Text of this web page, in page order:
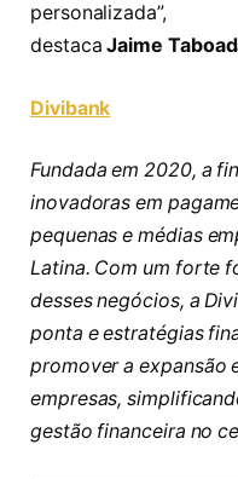
personalizada”,
destacaJaime
Divibank
Fundada em 2020, a
inovadoras em
pequenas e médias
Latina. Com um forte
desses negócios, a
ponta e estratégias
promover a expansão
empresas,
gestão financeira no